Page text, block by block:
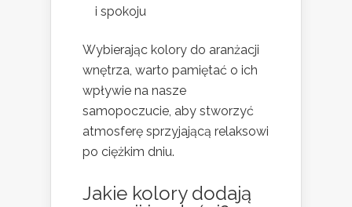
i spokoju
Wybierając kolory do aranżacji
wnętrza, warto pamiętać o ich
wpływie na nasze
samopoczucie, aby stworzyć
atmosferę sprzyjającą relaksowi
po ciężkim dniu.
Jakie kolory dodają